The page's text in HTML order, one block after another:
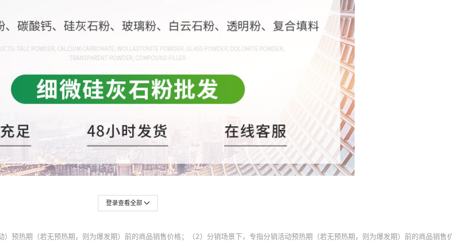
登录查看全部
预热期（若无预热期，则为爆发期）前的商品销售价格；（2）分销场景下，专指分销活动预热期（若无预热期，则为爆发期）前的商品销售